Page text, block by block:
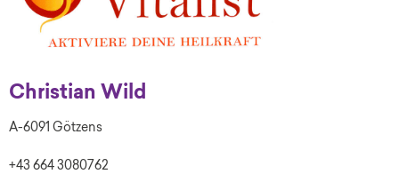
Christian Wild
A-6091 Götzens
+43 664 3080762